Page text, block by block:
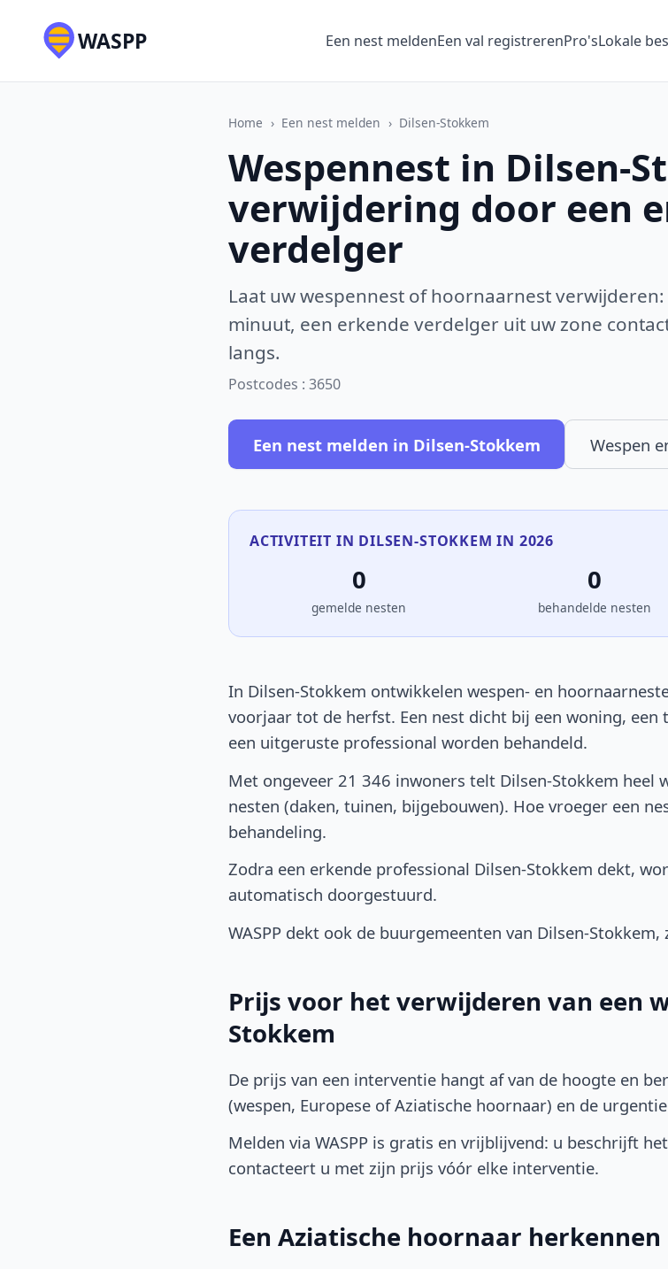
WASPP Een nest meldenEen val registrerenPro'sLokale
Home › Een nest melden › Dilsen-Stokkem
Wespennest in Dilsen-
verwijdering door een
verdelger
Laat uw wespennest of hoornaarnest
minuut, een erkende verdelger uit uw zone
langs.
Postcodes : 3650
Een nest melden in Dilsen-Stokkem Wespen
ACTIVITEIT IN DILSEN-STOKKEM IN 2026
0
gemelde nesten
0
behandelde nesten
In Dilsen-Stokkem ontwikkelen wespen- en
voorjaar tot de herfst. Een nest dicht bij een woning,
een uitgeruste professional worden behandeld.
Met ongeveer 21 346 inwoners telt Dilsen-Stokkem heel
nesten (daken, tuinen, bijgebouwen). Hoe vroeger een
behandeling.
Zodra een erkende professional Dilsen-Stokkem dekt,
automatisch doorgestuurd.
WASPP dekt ook de buurgemeenten van Dilsen-
Prijs voor het verwijderen van een
Stokkem
De prijs van een interventie hangt af van de hoogte en
(wespen, Europese of Aziatische hoornaar) en de
Melden via WASPP is gratis en vrijblijvend: u beschrijft
contacteert u met zijn prijs vóór elke interventie.
Een Aziatische hoornaar herkennen